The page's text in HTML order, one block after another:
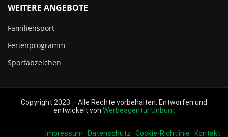
WEITERE ANGEBOTE
Familiensport
Ferienprogramm
Sportabzeichen
Copyright 2023 – Alle Rechte vorbehalten. Entworfen und
entwickelt von Werbeagentur Unbunt
Impressum · Datenschutz · Cookie-Richtlinie · Kontakt